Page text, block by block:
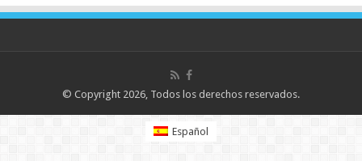
© Copyright 2026, Todos los derechos reservados.
Español